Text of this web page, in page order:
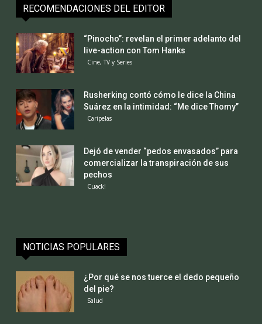
RECOMENDACIONES DEL EDITOR
“Pinocho”: revelan el primer adelanto del
live-action con Tom Hanks
Cine, TV y Series
Rusherking contó cómo le dice la China
Suárez en la intimidad: “Me dice Thomy”
Caripelas
Dejó de vender “pedos envasados” para
comercializar la transpiración de sus
pechos
Cuack!
NOTICIAS POPULARES
¿Por qué se nos tuerce el dedo pequeño
del pie?
Salud